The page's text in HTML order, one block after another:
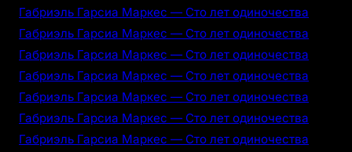
Габриэль Гарсиа Маркес — Сто лет одиночества
Габриэль Гарсиа Маркес — Сто лет одиночества
Габриэль Гарсиа Маркес — Сто лет одиночества
Габриэль Гарсиа Маркес — Сто лет одиночества
Габриэль Гарсиа Маркес — Сто лет одиночества
Габриэль Гарсиа Маркес — Сто лет одиночества
Габриэль Гарсиа Маркес — Сто лет одиночества